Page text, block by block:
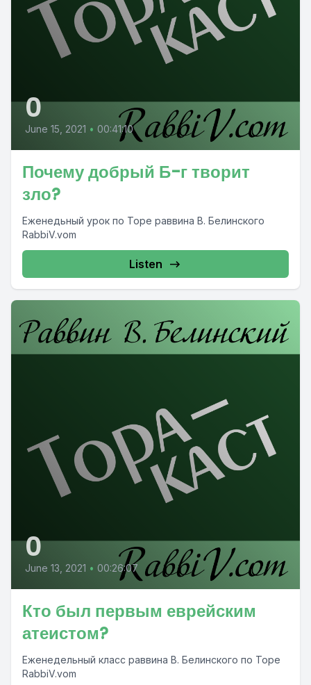
0
June 15, 2021 • 00:41:10
Почему добрый Б-г творит
зло?
Еженедьный урок по Торе раввина В. Белинского
RabbiV.vom
Listen
0
June 13, 2021 • 00:26:07
Кто был первым еврейским
атеистом?
Еженедельный класс раввина В. Белинского по Торе
RabbiV.vom